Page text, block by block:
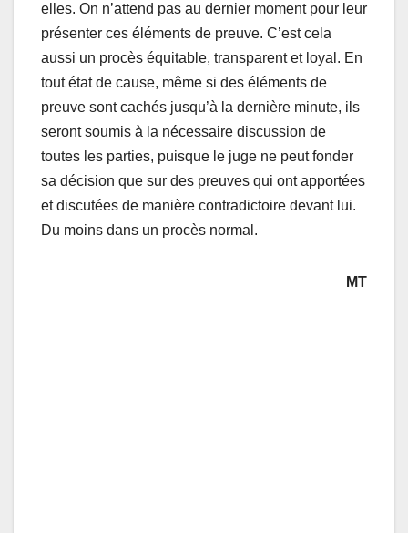
elles. On n’attend pas au dernier moment pour leur
présenter ces éléments de preuve. C’est cela
aussi un procès équitable, transparent et loyal. En
tout état de cause, même si des éléments de
preuve sont cachés jusqu’à la dernière minute, ils
seront soumis à la nécessaire discussion de
toutes les parties, puisque le juge ne peut fonder
sa décision que sur des preuves qui ont apportées
et discutées de manière contradictoire devant lui.
Du moins dans un procès normal.
MT